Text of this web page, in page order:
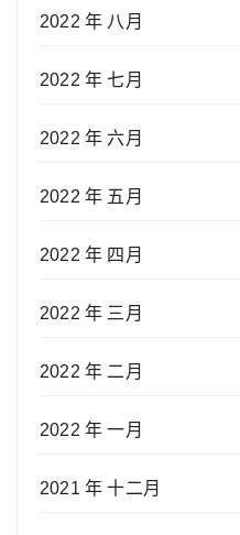
2022 年 八月
2022 年 七月
2022 年 六月
2022 年 五月
2022 年 四月
2022 年 三月
2022 年 二月
2022 年 一月
2021 年 十二月